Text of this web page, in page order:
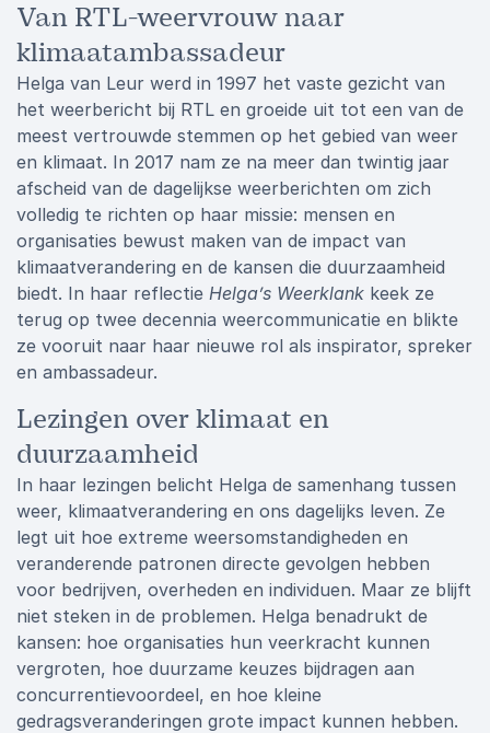
Van RTL-weervrouw naar
klimaatambassadeur
Helga van Leur werd in 1997 het vaste gezicht van
het weerbericht bij RTL en groeide uit tot een van de
meest vertrouwde stemmen op het gebied van weer
en klimaat. In 2017 nam ze na meer dan twintig jaar
afscheid van de dagelijkse weerberichten om zich
volledig te richten op haar missie: mensen en
organisaties bewust maken van de impact van
klimaatverandering en de kansen die duurzaamheid
biedt. In haar reflectie Helga’s Weerklank keek ze
terug op twee decennia weercommunicatie en blikte
ze vooruit naar haar nieuwe rol als inspirator, spreker
en ambassadeur.
Lezingen over klimaat en
duurzaamheid
In haar lezingen belicht Helga de samenhang tussen
weer, klimaatverandering en ons dagelijks leven. Ze
legt uit hoe extreme weersomstandigheden en
veranderende patronen directe gevolgen hebben
voor bedrijven, overheden en individuen. Maar ze blijft
niet steken in de problemen. Helga benadrukt de
kansen: hoe organisaties hun veerkracht kunnen
vergroten, hoe duurzame keuzes bijdragen aan
concurrentievoordeel, en hoe kleine
gedragsveranderingen grote impact kunnen hebben.